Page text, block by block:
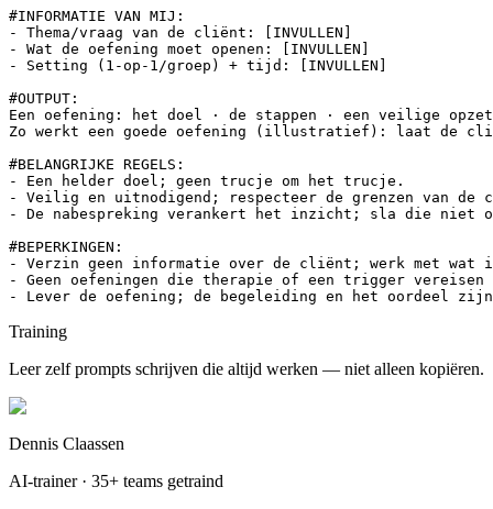
#INFORMATIE VAN MIJ:
- Thema/vraag van de cliënt: [INVULLEN]
- Wat de oefening moet openen: [INVULLEN]
- Setting (1-op-1/groep) + tijd: [INVULLEN]
#OUTPUT:
Een oefening: het doel · de stappen · een veilige
Zo werkt een goede oefening (illustratief): laat de
#BELANGRIJKE REGELS:
- Een helder doel; geen trucje om het trucje.
- Veilig en uitnodigend; respecteer de grenzen van de
- De nabespreking verankert het inzicht; sla die niet
#BEPERKINGEN:
- Verzin geen informatie over de cliënt; werk met wat
- Geen oefeningen die therapie of een trigger
- Lever de oefening; de begeleiding en het oordeel
Training
Leer zelf prompts schrijven die altijd werken — niet alleen kopiëren.
Dennis Claassen
AI-trainer · 35+ teams getraind